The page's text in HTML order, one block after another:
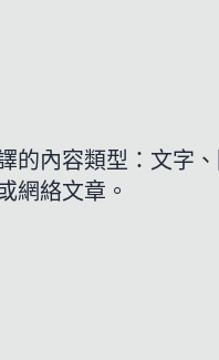
的內容類型：文字、
網絡文章。